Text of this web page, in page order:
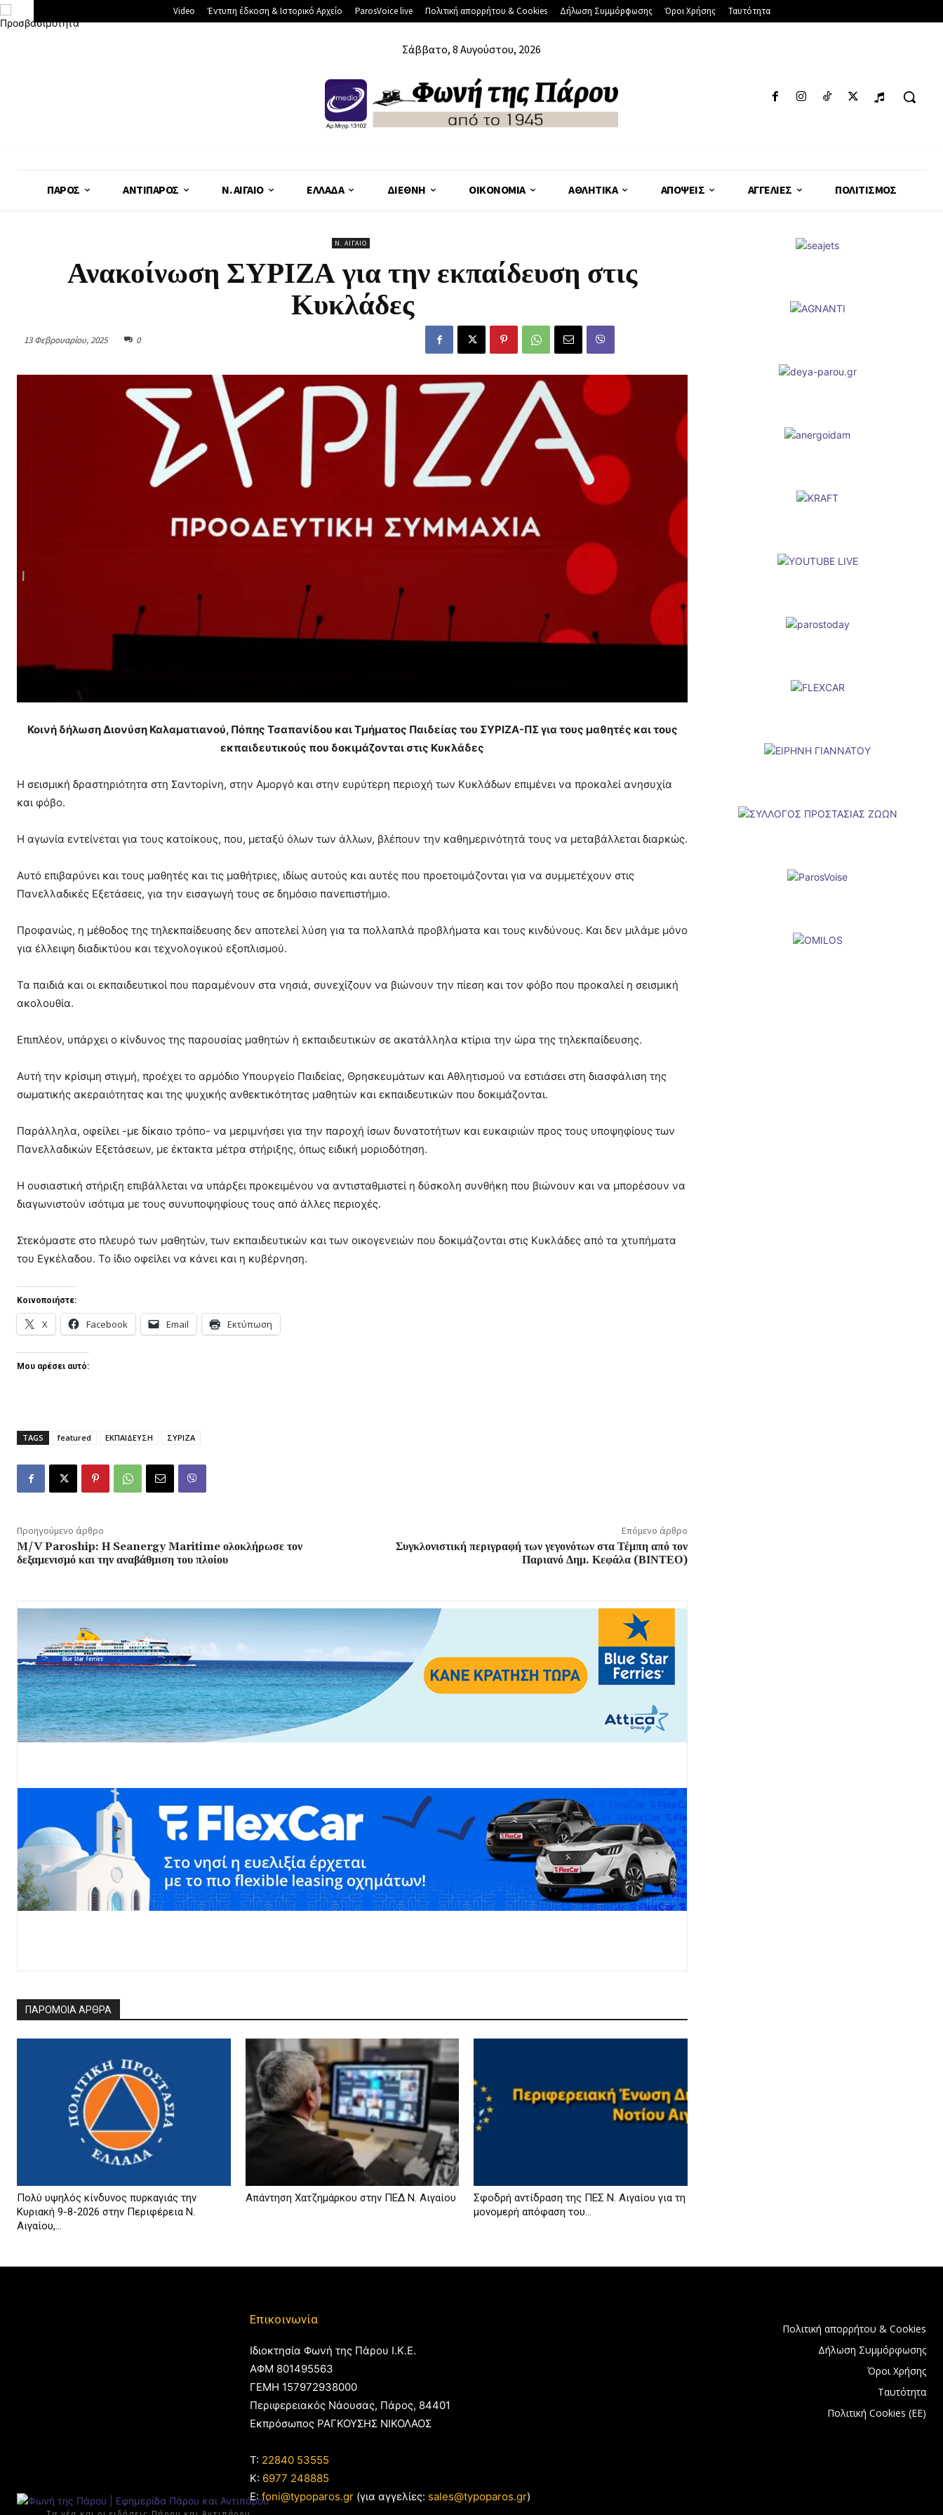
Video Έντυπη έδκοση & Ιστορικό Αρχείο ParosVoice live Πολιτική απορρήτου & Cookies Δήλωση Συμμόρφωσης Όροι Χρήσης Ταυτότητα
Σάββατο, 8 Αυγούστου, 2026
ΠΆΡΟΣ ΑΝΤΊΠΑΡΟΣ Ν. ΑΙΓΑΊΟ ΕΛΛΆΔΑ ΔΙΕΘΝΉ ΟΙΚΟΝΟΜΊΑ ΑΘΛΗΤΙΚΆ ΑΠΌΨΕΙΣ ΑΓΓΕΛΊΕΣ ΠΟΛΙΤΙΣΜΌΣ
Ν. ΑΙΓΑΊΟ
Ανακοίνωση ΣΥΡΙΖΑ για την εκπαίδευση στις
Κυκλάδες
13 Φεβρουαρίου, 2025 0
Κοινή δήλωση Διονύση Καλαματιανού, Πόπης Τσαπανίδου και Τμήματος Παιδείας του ΣΥΡΙΖΑ-ΠΣ για τους μαθητές και τους
εκπαιδευτικούς που δοκιμάζονται στις Κυκλάδες
Η σεισμική δραστηριότητα στη Σαντορίνη, στην Αμοργό και στην ευρύτερη περιοχή των Κυκλάδων επιμένει να προκαλεί ανησυχία
και φόβο.
Η αγωνία εντείνεται για τους κατοίκους, που, μεταξύ όλων των άλλων, βλέπουν την καθημερινότητά τους να μεταβάλλεται διαρκώς.
Αυτό επιβαρύνει και τους μαθητές και τις μαθήτριες, ιδίως αυτούς και αυτές που προετοιμάζονται για να συμμετέχουν στις
Πανελλαδικές Εξετάσεις, για την εισαγωγή τους σε δημόσιο πανεπιστήμιο.
Προφανώς, η μέθοδος της τηλεκπαίδευσης δεν αποτελεί λύση για τα πολλαπλά προβλήματα και τους κινδύνους. Και δεν μιλάμε μόνο
για έλλειψη διαδικτύου και τεχνολογικού εξοπλισμού.
Τα παιδιά και οι εκπαιδευτικοί που παραμένουν στα νησιά, συνεχίζουν να βιώνουν την πίεση και τον φόβο που προκαλεί η σεισμική
ακολουθία.
Επιπλέον, υπάρχει ο κίνδυνος της παρουσίας μαθητών ή εκπαιδευτικών σε ακατάλληλα κτίρια την ώρα της τηλεκπαίδευσης.
Αυτή την κρίσιμη στιγμή, προέχει το αρμόδιο Υπουργείο Παιδείας, Θρησκευμάτων και Αθλητισμού να εστιάσει στη διασφάλιση της
σωματικής ακεραιότητας και της ψυχικής ανθεκτικότητας μαθητών και εκπαιδευτικών που δοκιμάζονται.
Παράλληλα, οφείλει -με δίκαιο τρόπο- να μεριμνήσει για την παροχή ίσων δυνατοτήτων και ευκαιριών προς τους υποψηφίους των
Πανελλαδικών Εξετάσεων, με έκτακτα μέτρα στήριξης, όπως ειδική μοριοδότηση.
Η ουσιαστική στήριξη επιβάλλεται να υπάρξει προκειμένου να αντισταθμιστεί η δύσκολη συνθήκη που βιώνουν και να μπορέσουν να
διαγωνιστούν ισότιμα με τους συνυποψηφίους τους από άλλες περιοχές.
Στεκόμαστε στο πλευρό των μαθητών, των εκπαιδευτικών και των οικογενειών που δοκιμάζονται στις Κυκλάδες από τα χτυπήματα
του Εγκέλαδου. Το ίδιο οφείλει να κάνει και η κυβέρνηση.
Κοινοποιήστε:
X Facebook Email Εκτύπωση
Μου αρέσει αυτό:
TAGS featured ΕΚΠΑΙΔΕΥΣΗ ΣΥΡΙΖΑ
Προηγούμενο άρθρο
M/V Paroship: Η Seanergy Maritime ολοκλήρωσε τον
δεξαμενισμό και την αναβάθμιση του πλοίου
Επόμενο άρθρο
Συγκλονιστική περιγραφή των γεγονότων στα Τέμπη από τον
Παριανό Δημ. Κεφάλα (ΒΙΝΤΕΟ)
ΠΑΡΟΜΟΙΑ ΑΡΘΡΑ
Πολύ υψηλός κίνδυνος πυρκαγιάς την
Κυριακή 9-8-2026 στην Περιφέρεια Ν.
Αιγαίου,...
Απάντηση Χατζημάρκου στην ΠΕΔ Ν. Αιγαίου
Σφοδρή αντίδραση της ΠΕΣ Ν. Αιγαίου για τη
μονομερή απόφαση του...
Επικοινωνία
Ιδιοκτησία Φωνή της Πάρου Ι.Κ.Ε.
ΑΦΜ 801495563
ΓΕΜΗ 157972938000
Περιφερειακός Νάουσας, Πάρος, 84401
Εκπρόσωπος ΡΑΓΚΟΥΣΗΣ ΝΙΚΟΛΑΟΣ
T: 22840 53555
Κ: 6977 248885
E:foni@typoparos.gr(για αγγελίες: sales@typoparos.gr)
Πολιτική απορρήτου & Cookies
Δήλωση Συμμόρφωσης
Όροι Χρήσης
Ταυτότητα
Πολιτική Cookies (ΕΕ)